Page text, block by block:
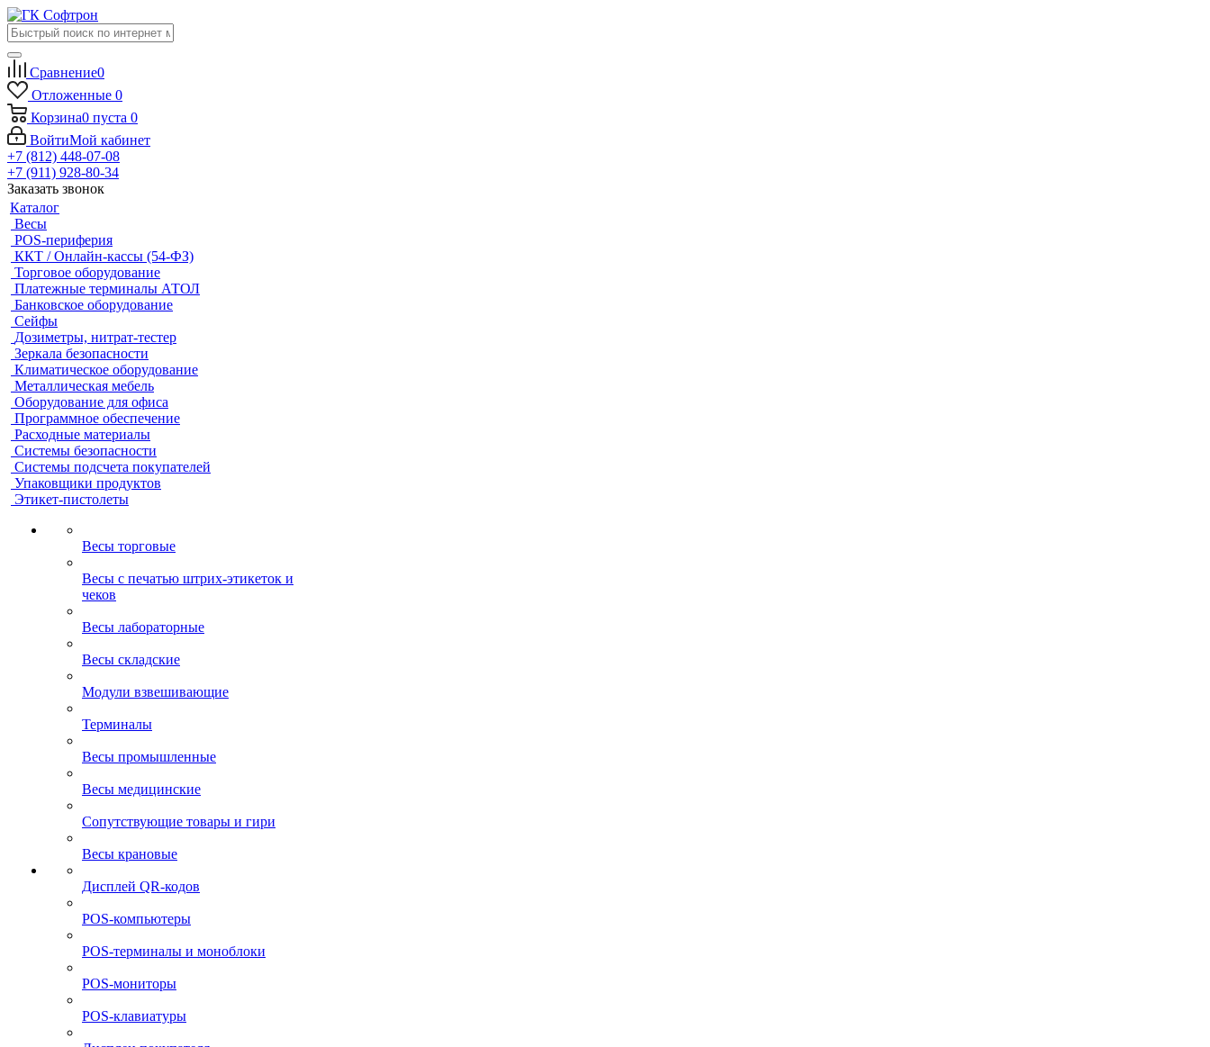
Сравнение0
Отложенные 0
Корзина0 пуста 0
ВойтиМой кабинет
+7 (812) 448-07-08
+7 (911) 928-80-34
Заказать звонок
Каталог
Весы
POS-периферия
ККТ / Онлайн-кассы (54-ФЗ)
Торговое оборудование
Платежные терминалы АТОЛ
Банковское оборудование
Сейфы
Дозиметры, нитрат-тестер
Зеркала безопасности
Климатическое оборудование
Металлическая мебель
Оборудование для офиса
Программное обеспечение
Расходные материалы
Системы безопасности
Системы подсчета покупателей
Упаковщики продуктов
Этикет-пистолеты
Весы торговые
Весы с печатью штрих-этикеток и
чеков
Весы лабораторные
Весы складские
Модули взвешивающие
Терминалы
Весы промышленные
Весы медицинские
Сопутствующие товары и гири
Весы крановые
Дисплей QR-кодов
POS-компьютеры
POS-терминалы и моноблоки
POS-мониторы
POS-клавиатуры